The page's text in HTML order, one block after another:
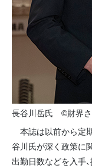
長谷川岳氏 ©財界さ
本誌は以前から定
谷川氏が深く政策に
出勤日数などを入手